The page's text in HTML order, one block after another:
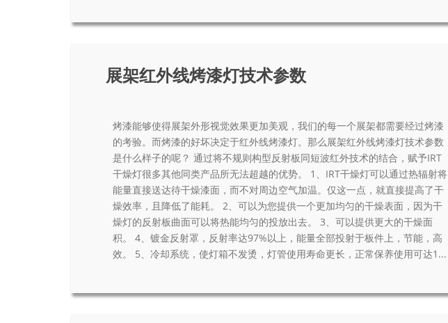
展架红外线烤漆灯技术参数
烤漆能够使得展架外形视觉效果更加美观，我们的每一个展架都需要经过烤漆
的考验。而烤漆的好坏决定于红外线烤漆灯。那么展架红外线烤漆灯技术参数
是什么样子的呢？ 通过将不规则构型反射板同短波红外技术的结合，赋予IRT
干燥灯很多其他同类产品所无法超越的优势。 1、IRT干燥灯可以通过热辐射将
能量直接送达待干燥漆面，而不对周边空气加温。仅这一点，就直接提高了干
燥效率，且降低了能耗。 2、可以为您提供一个更加均匀的干燥表面，因为干
燥灯的反射板曲面可以将热能均匀的投放出去。 3、可以提供更大的干燥面
积。 4、镀金反射罩，反射率达97%以上，能量全部投射于板件上，节能，高
效。 5、冷却系统，使灯箱不发烫，灯管使用寿命更长，正常保养使用可达1...